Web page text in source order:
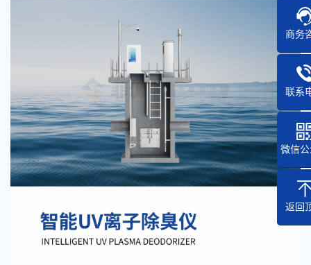
商务
联系
微信
返回